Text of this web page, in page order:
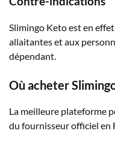
Slimingo Keto est en
allaitantes et aux
dépendant.
Où acheter
La meilleure plateforme
du fournisseur officiel en